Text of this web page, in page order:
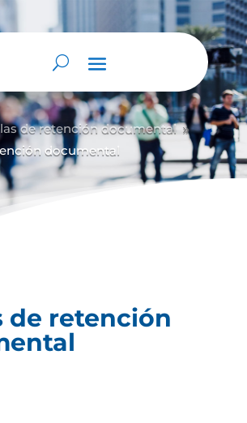
de retención documental 9
documental
de retención